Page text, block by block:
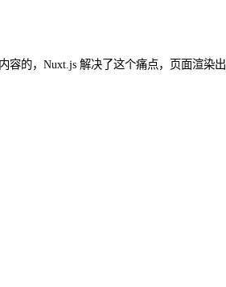
容的，Nuxt.js 解决了这个痛点，页面渲染出